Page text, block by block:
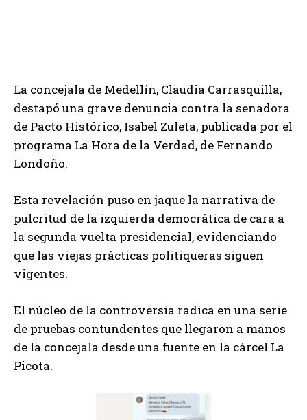
La concejala de Medellín, Claudia Carrasquilla,
destapó una grave denuncia contra la senadora
de Pacto Histórico, Isabel Zuleta, publicada por el
programa La Hora de la Verdad, de Fernando
Londoño.
Esta revelación puso en jaque la narrativa de
pulcritud de la izquierda democrática de cara a
la segunda vuelta presidencial, evidenciando
que las viejas prácticas politiqueras siguen
vigentes.
El núcleo de la controversia radica en una serie
de pruebas contundentes que llegaron a manos
de la concejala desde una fuente en la cárcel La
Picota.